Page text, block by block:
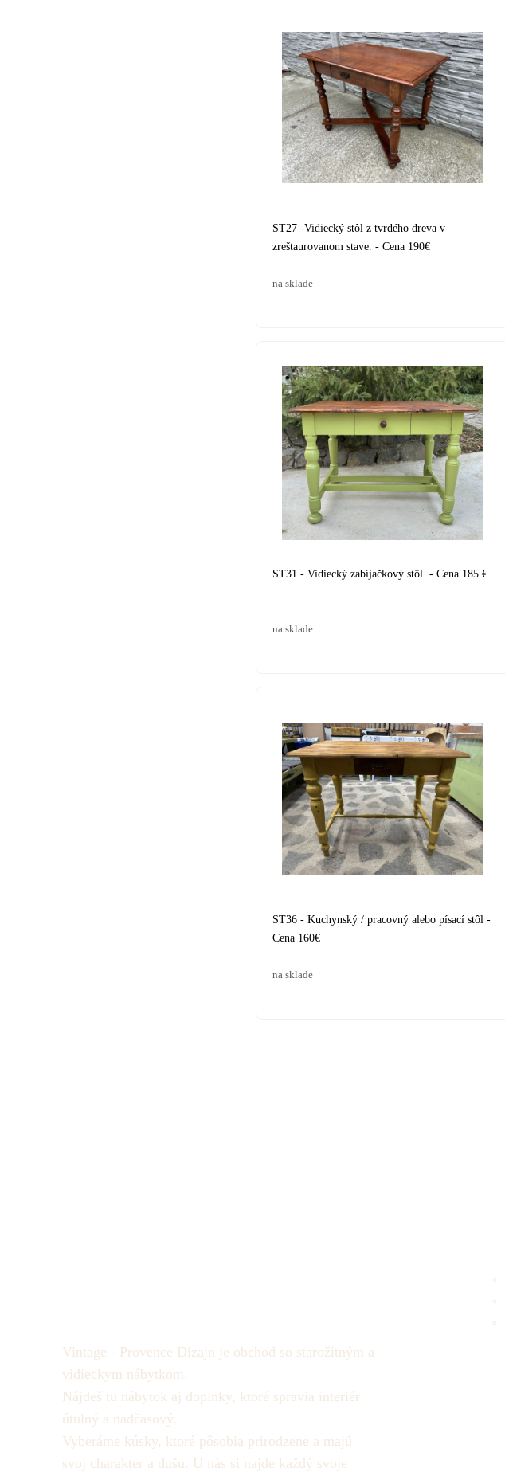
ST27 -Vidiecký stôl z tvrdého dreva v
zreštaurovanom stave. - Cena 190€
na sklade
ST31 - Vidiecký zabíjačkový stôl. - Cena 185 €.
na sklade
ST36 - Kuchynský / pracovný alebo písací stôl -
Cena 160€
na sklade
Vintage - Provence Dizajn je obchod so starožitným a
vidieckym nábytkom.
Nájdeš tu nábytok aj doplnky, ktoré spravia interiér
útulný a nadčasový.
Vyberáme kúsky, ktoré pôsobia prirodzene a majú
svoj charakter a dušu. U nás si najde každý svoje